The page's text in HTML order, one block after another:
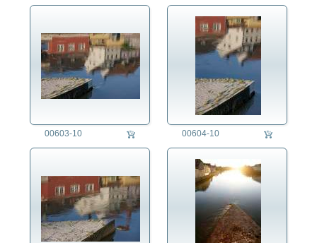
Berg
Ebene
Gletscher
Meer
See
Strand
Vulkan
Wald
Wiese
Wüste
Landwirtschaft
Lifestyle
00603-10 00604-10